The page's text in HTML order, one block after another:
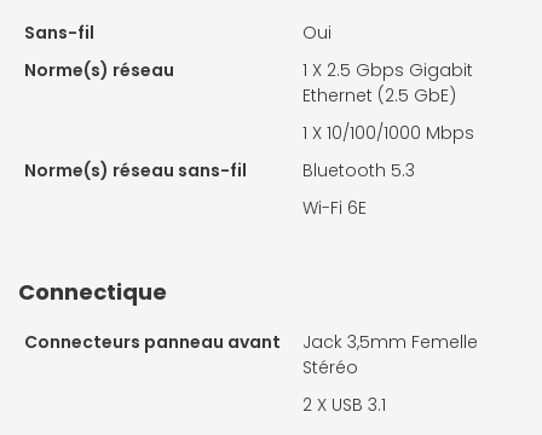
Sans-fil
Oui
Norme(s) réseau
1 X 2.5 Gbps Gigabit
Ethernet (2.5 GbE)
1 X 10/100/1000 Mbps
Norme(s) réseau sans-fil
Bluetooth 5.3
Wi-Fi 6E
Connectique
Connecteurs panneau avant
Jack 3,5mm Femelle
Stéréo
2 X USB 3.1